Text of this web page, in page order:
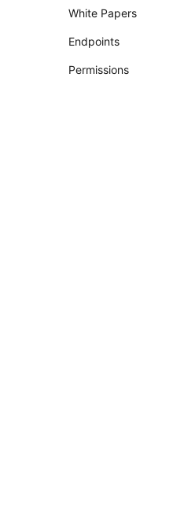
White Papers
Endpoints
Permissions